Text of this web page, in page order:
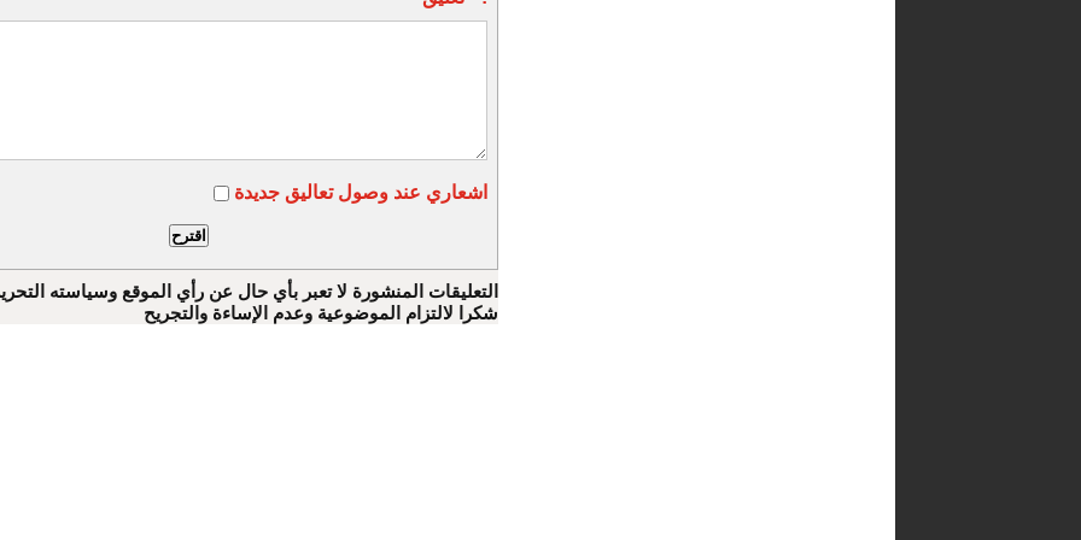
اشعاري عند وصول تعاليق جديدة
التعليقات المنشورة لا تعبر بأي حال عن رأي الموقع وسياسته
شكرا لالتزام الموضوعية وعدم الإساءة والتجريح